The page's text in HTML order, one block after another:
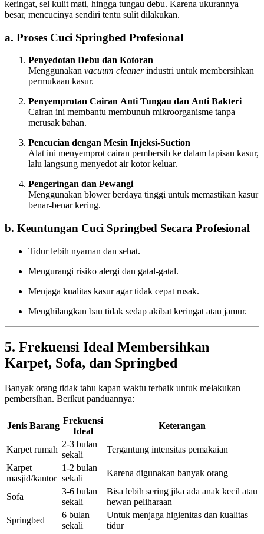
keringat, sel kulit mati, hingga tungau debu. Karena ukurannya
besar, mencucinya sendiri tentu sulit dilakukan.
a. Proses Cuci Springbed Profesional
Penyedotan Debu dan Kotoran
Menggunakan vacuum cleanerindustri untuk membersihkan
permukaan kasur.
Penyemprotan Cairan Anti Tungau dan Anti Bakteri
Cairan ini membantu membunuh mikroorganisme tanpa
merusak bahan.
Pencucian dengan Mesin Injeksi-Suction
Alat ini menyemprot cairan pembersih ke dalam lapisan kasur,
lalu langsung menyedot air kotor keluar.
Pengeringan dan Pewangi
Menggunakan blower berdaya tinggi untuk memastikan kasur
benar-benar kering.
b. Keuntungan Cuci Springbed Secara Profesional
Tidur lebih nyaman dan sehat.
Mengurangi risiko alergi dan gatal-gatal.
Menjaga kualitas kasur agar tidak cepat rusak.
Menghilangkan bau tidak sedap akibat keringat atau jamur.
5. Frekuensi Ideal Membersihkan
Karpet, Sofa, dan Springbed
Banyak orang tidak tahu kapan waktu terbaik untuk melakukan
pembersihan. Berikut panduannya:
Jenis Barang
Frekuensi
Ideal
Keterangan
Karpet rumah
2-3 bulan
sekali
Tergantung intensitas pemakaian
Karpet
masjid/kantor
1-2 bulan
sekali
Karena digunakan banyak orang
Sofa
3-6 bulan
sekali
Bisa lebih sering jika ada anak kecil atau
hewan peliharaan
Springbed
6 bulan
sekali
Untuk menjaga higienitas dan kualitas
tidur